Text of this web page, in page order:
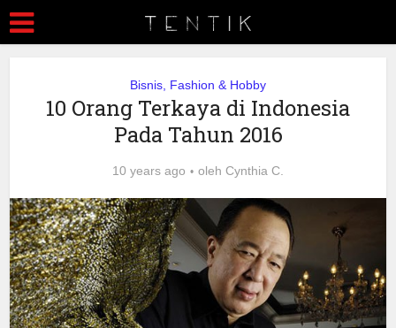
Bisnis, Fashion & Hobby
10 Orang Terkaya di Indonesia
Pada Tahun 2016
10 years ago oleh Cynthia C.